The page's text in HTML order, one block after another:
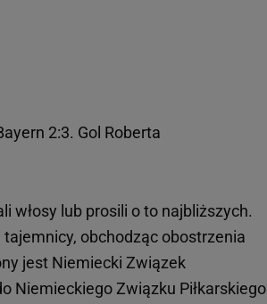
2:3. Gol Roberta
włosy lub prosili o to najbliższych.
obchodząc obostrzenia
jest Niemiecki Związek
Niemieckiego Związku Piłkarskiego